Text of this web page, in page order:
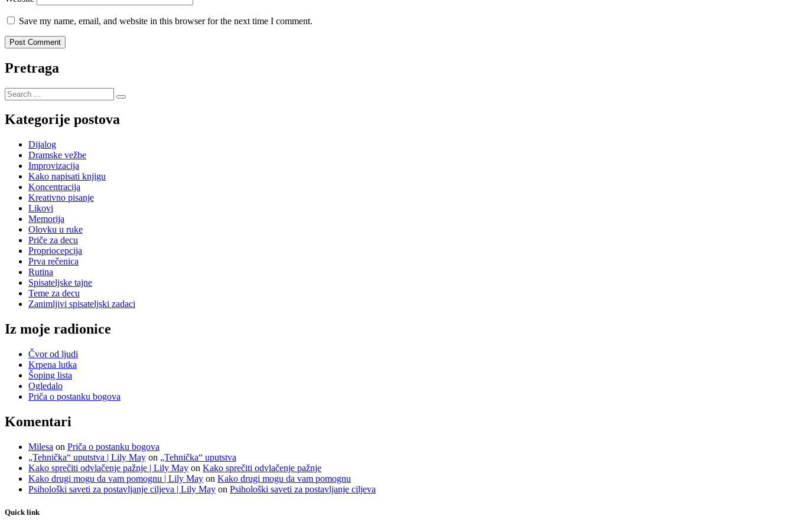
Save my name, email, and website in this browser for the next time I comment.
Pretraga
Search
for:
Kategorije postova
Dijalog
Dramske vežbe
Improvizacija
Kako napisati knjigu
Koncentracija
Kreativno pisanje
Likovi
Memorija
Olovku u ruke
Priče za decu
Propriocepcija
Prva rečenica
Rutina
Spisateljske tajne
Teme za decu
Zanimljivi spisateljski zadaci
Iz moje radionice
Čvor od ljudi
Krpena lutka
Šoping lista
Ogledalo
Priča o postanku bogova
Komentari
Milesa on Priča o postanku bogova
„Tehnička“ uputstva | Lily May on „Tehnička“ uputstva
Kako sprečiti odvlačenje pažnje | Lily May on Kako sprečiti odvlačenje pažnje
Kako drugi mogu da vam pomognu | Lily May on Kako drugi mogu da vam pomognu
Psihološki saveti za postavljanje ciljeva | Lily May on Psihološki saveti za postavljanje ciljeva
Quick link